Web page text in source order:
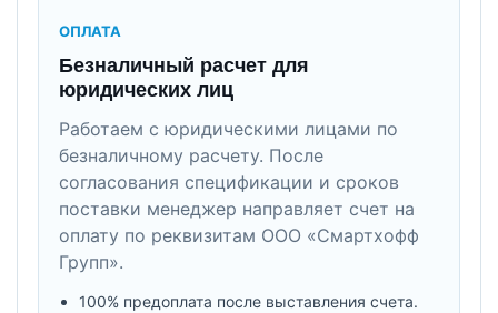
ОПЛАТА
Безналичный расчет для
юридических лиц
Работаем с юридическими лицами по
безналичному расчету. После
согласования спецификации и сроков
поставки менеджер направляет счет на
оплату по реквизитам ООО «Смартхофф
Групп».
100% предоплата после выставления счета.